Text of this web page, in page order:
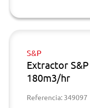
S&P
Extractor
180m3/hr
Referencia: 349097